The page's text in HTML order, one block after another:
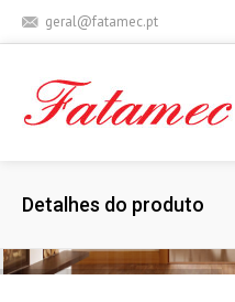
geral@fatamec.pt
Detalhes do produto